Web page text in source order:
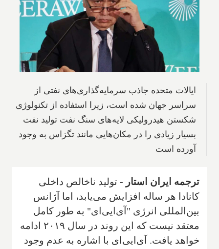
ایالات متحده جاذب سرمایه‌گذاری‌های نفتی از
سراسر جهان شده است، زیرا استفاده از تکنولوژی
شکستن هیدرولیکی لایه‌های سنگ نفت تولید نفت
بسیار زیادی را در مکان‌هایی مانند تگزاس به وجود
آورده‌ است
ترجمه ایران استار - تولید ناخالص داخلی
کانادا هر ساله افزایش می‌یابد، اما آژانس
بین‌المللی انرژی "آی‌ایی‌ای" به طور کامل
معتقد نیست که این روند در سال ۲۰۱۹ ادامه
خواهد یافت. آی‌ایی‌ای با اشاره به عدم وجود